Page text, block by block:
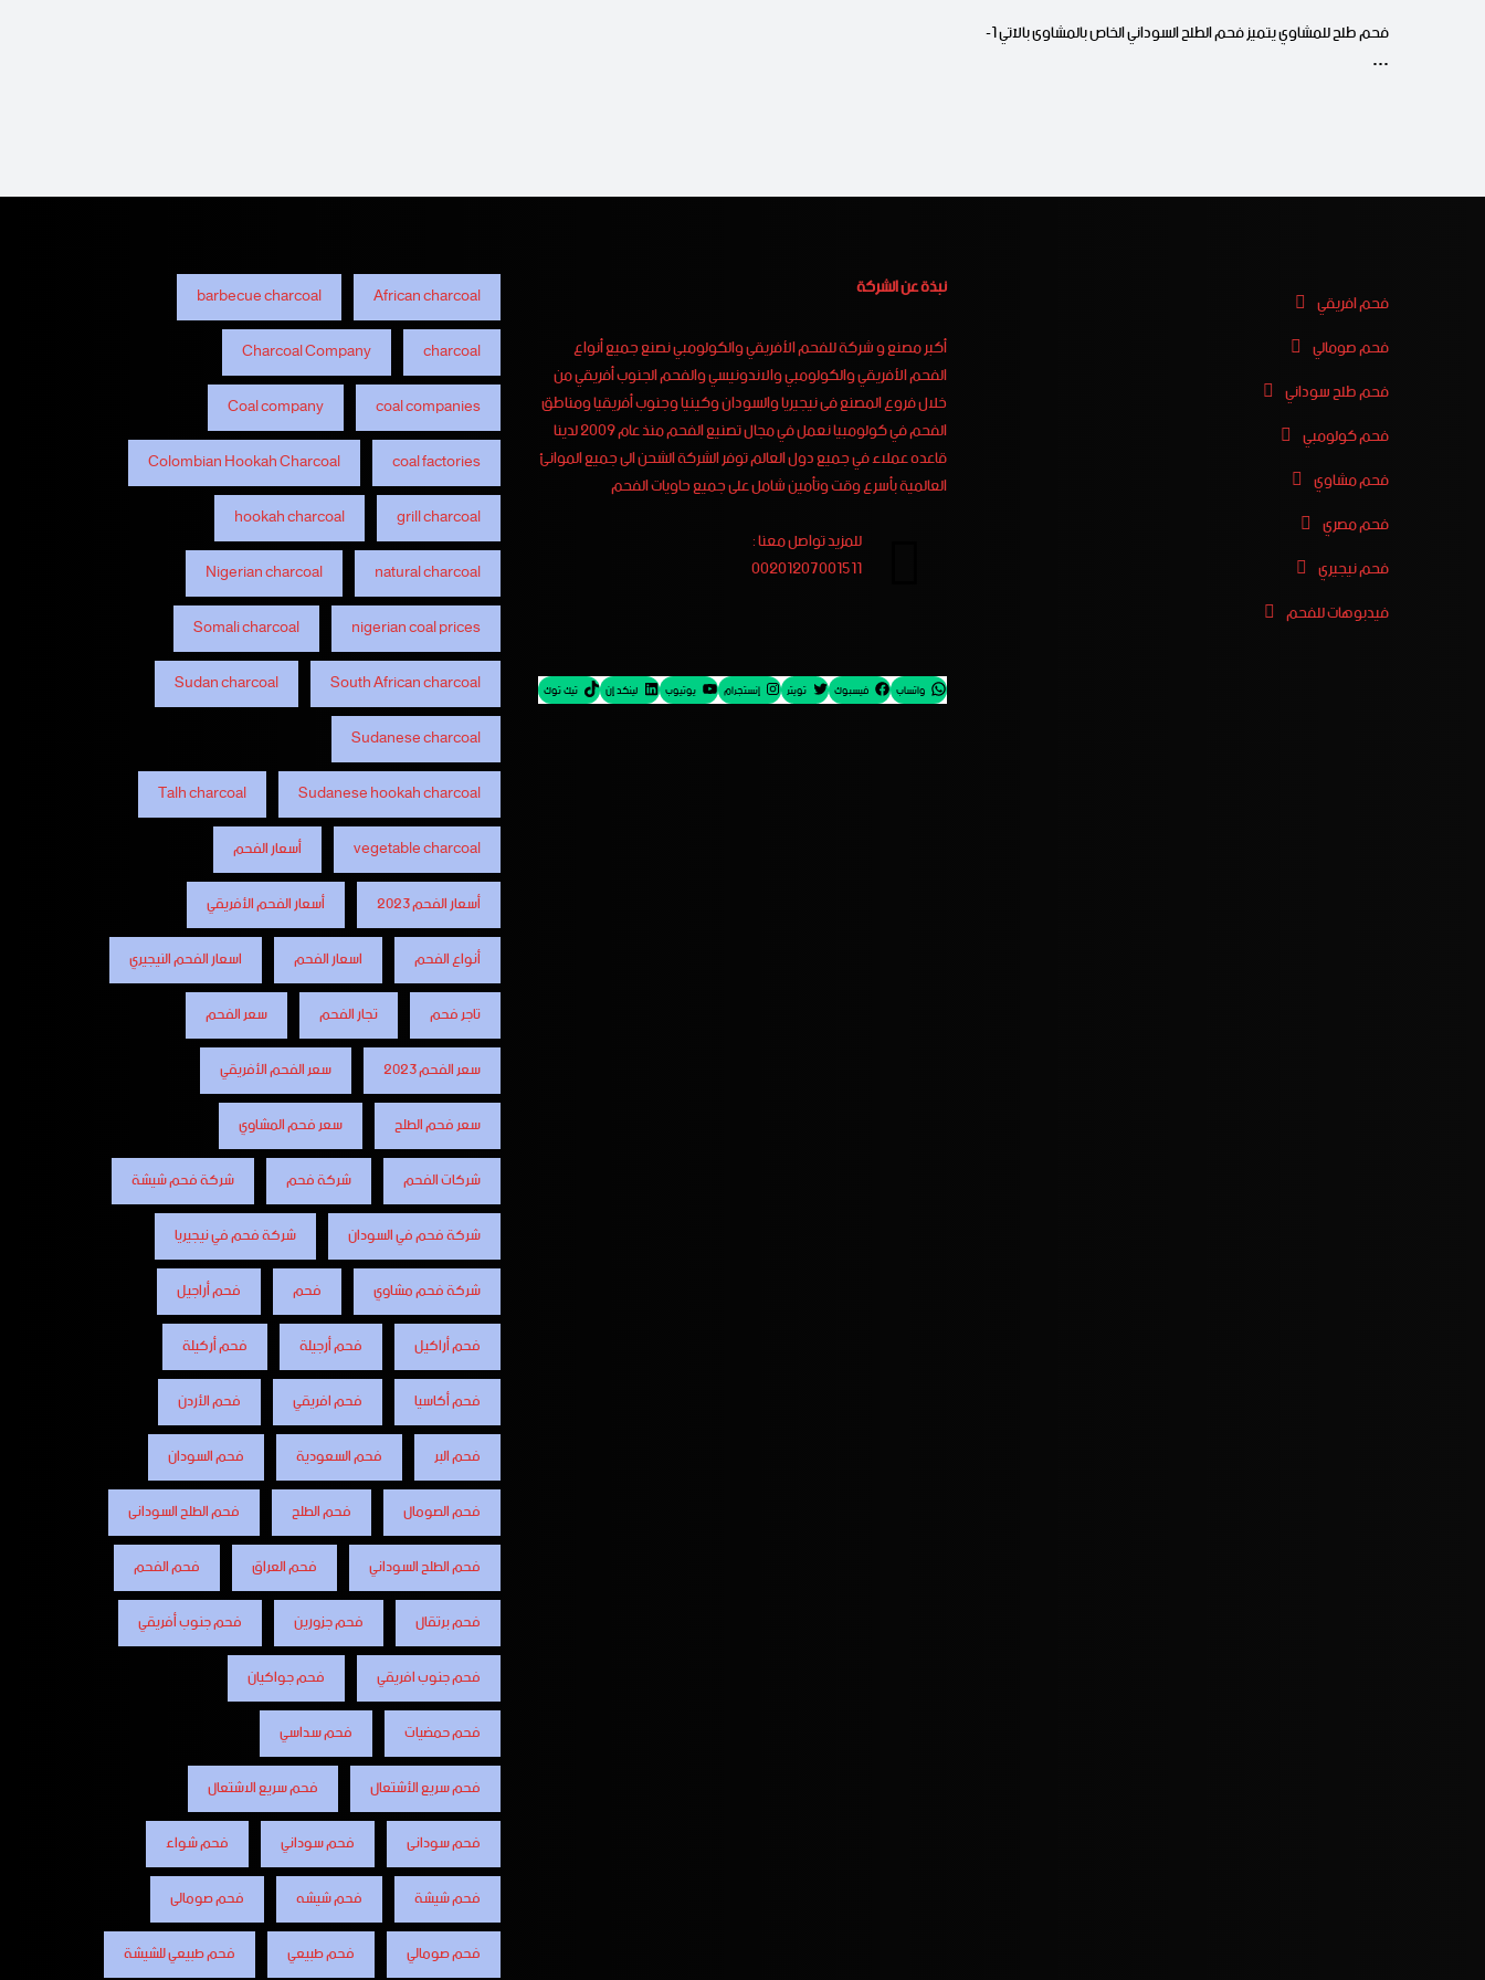
فحم طلح للمشاوي يتميز فحم الطلح السوداني الخاص بالمشاوى بالآتي 1-
…
فحم افريقي
فحم صومالي
فحم طلح سوداني
فحم كولومبي
فحم مشاوي
فحم مصري
فحم نيجيري
فيدبوهات للفحم
نبذة عن الشركة
أكبر مصنع و شركة للفحم الأفريقي والكولومبي نصنع جميع أنواع
الفحم الأفريقي والكولومبي والاندونيسي والفحم الجنوب أفريقي من
خلال فروع المصنع فى نيجيريا والسودان وكينيا وجنوب أفريقيا ومناطق
الفحم في كولومبيا نعمل في مجال تصنيع الفحم منذ عام 2009 لدينا
قاعده عملاء في جميع دول العالم توفر الشركة الشحن الى جميع الموانئ
العالمية بأسرع وقت وتأمين شامل على جميع حاويات الفحم
للمزيد تواصل معنا :
00201207001511
واتساب فيسبوك تويتر إنستجرام يوتيوب لينكد إن تيك توك
African charcoal
barbecue charcoal
charcoal
Charcoal Company
coal companies
Coal company
coal factories
Colombian Hookah Charcoal
grill charcoal
hookah charcoal
natural charcoal
Nigerian charcoal
nigerian coal prices
Somali charcoal
South African charcoal
Sudan charcoal
Sudanese charcoal
Sudanese hookah charcoal
Talh charcoal
vegetable charcoal
أسعار الفحم
أسعار الفحم 2023
أسعار الفحم الأفريقي
أنواع الفحم
اسعار الفحم
اسعار الفحم النيجيري
تاجر فحم
تجار الفحم
سعر الفحم
سعر الفحم 2023
سعر الفحم الأفريقي
سعر فحم الطلح
سعر فحم المشاوي
شركات الفحم
شركة فحم
شركة فحم شيشة
شركة فحم في السودان
شركة فحم في نيجيريا
شركة فحم مشاوي
فحم
فحم أراجيل
فحم أراكيل
فحم أرجيلة
فحم أركيلة
فحم أكاسيا
فحم افريقي
فحم الأردن
فحم البر
فحم السعودية
فحم السودان
فحم الصومال
فحم الطلح
فحم الطلح السودانى
فحم الطلح السوداني
فحم العراق
فحم الفحم
فحم برتقال
فحم جزورين
فحم جنوب أفريقي
فحم جنوب افريقي
فحم جواكيان
فحم حمضيات
فحم سداسي
فحم سريع الأشتعال
فحم سريع الاشتعال
فحم سودانى
فحم سوداني
فحم شواء
فحم شيشة
فحم شيشه
فحم صومالى
فحم صومالي
فحم طبيعي
فحم طبيعي للشيشة